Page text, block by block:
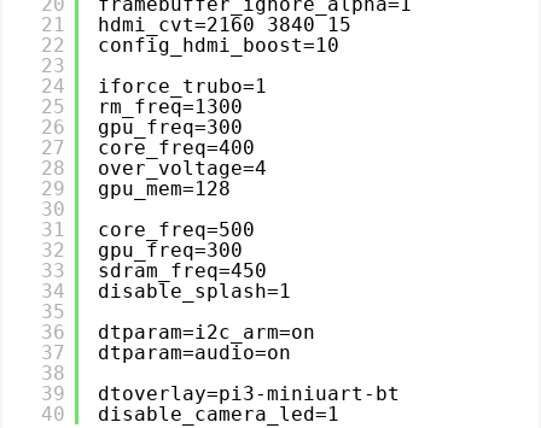
21
22
23
24
25
26
27
28
29
30
31
32
33
34
35
36
37
38
39
40
hdmi_cvt=2160 3840 15
config_hdmi_boost=10
iforce_trubo=1
rm_freq=1300
gpu_freq=300
core_freq=400
over_voltage=4
gpu_mem=128
core_freq=500
gpu_freq=300
sdram_freq=450
disable_splash=1
dtparam=i2c_arm=on
dtparam=audio=on
dtoverlay=pi3-miniuart-bt
disable_camera_led=1